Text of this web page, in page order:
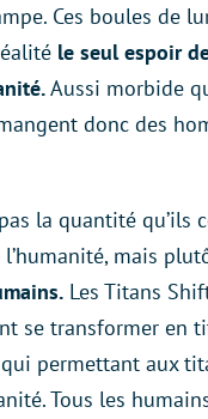
Ces boules de
le seul espoir
Aussi morbide
donc des
la quantité qu’ils
mais
Les Titans
se transformer en
permettant aux
Tous les